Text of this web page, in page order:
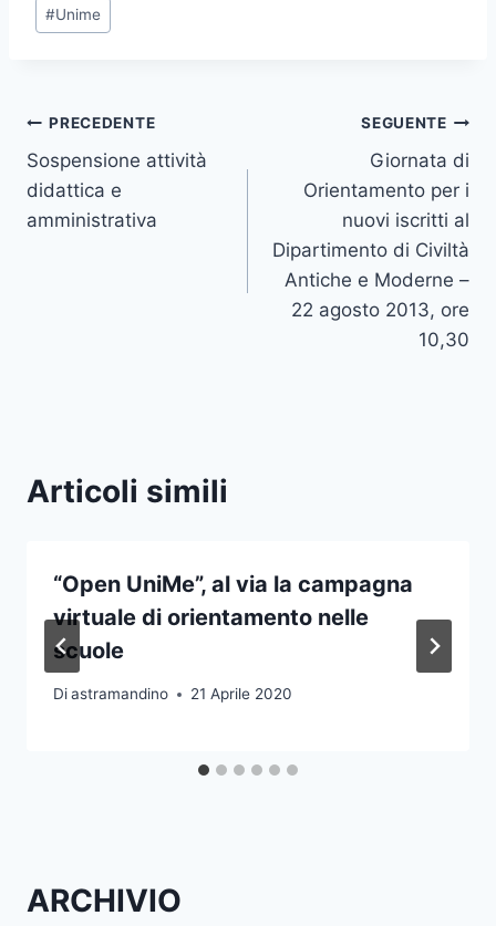
#Unime
Navigazione
articoli
PRECEDENTE
Sospensione attività
didattica e
amministrativa
SEGUENTE
Giornata di
Orientamento per i
nuovi iscritti al
Dipartimento di Civiltà
Antiche e Moderne –
22 agosto 2013, ore
10,30
Articoli simili
“Open UniMe”, al via la campagna
virtuale di orientamento nelle
scuole
Diastramandino 21 Aprile 2020
ARCHIVIO